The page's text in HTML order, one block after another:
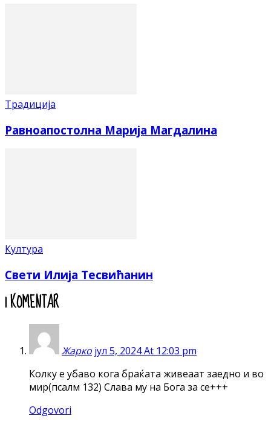
Традиција
Равноапостолна Марија Магдалина
Култура
Свети Илија Тесвићанин
1 KOMENTAR
Жарко јул 5, 2024 At 12:03 pm
Колку е убаво кога браќата живеаат заедно и во
мир(псалм 132) Слава му на Бога за се+++
Odgovori